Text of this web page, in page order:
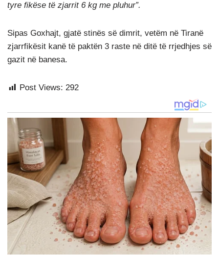
tyre fikëse të zjarrit 6 kg me pluhur”.
Sipas Goxhajt, gjatë stinës së dimrit, vetëm në Tiranë
zjarrfikësit kanë të paktën 3 raste në ditë të rrjedhjes së
gazit në banesa.
Post Views: 292